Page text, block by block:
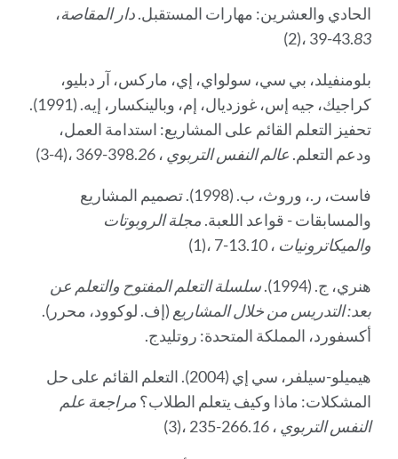
الحادي والعشرين: مهارات المستقبل.دار المقاصة،
83(2)، 39-43.
بلومنفيلد، بي سي، سولواي، إي، ماركس، آر دبليو،
كراجيك، جيه إس، غوزديال، إم، وبالينكسار، إيه. (1991).
تحفيز التعلم القائم على المشاريع: استدامة العمل،
ودعم التعلم. عالم النفس التربوي ، 26(3-4)، 369-398.
فاست، ر.، وروث، ب. (1998). تصميم المشاريع
والمسابقات - قواعد اللعبة. مجلة الروبوتات
والميكاترونيات ،10(1)، 7-13.
هنري، ج. (1994).
سلسلة التعلم المفتوح والتعلم عن
بعد: التدريس من خلال المشاريع (إف. لوكوود، محرر).
أكسفورد، المملكة المتحدة: روتليدج.
هيميلو-سيلفر، سي إي (2004). التعلم القائم على حل
المشكلات: ماذا وكيف يتعلم الطلاب؟ مراجعة علم
النفس التربوي ، 16(3)، 235-266.